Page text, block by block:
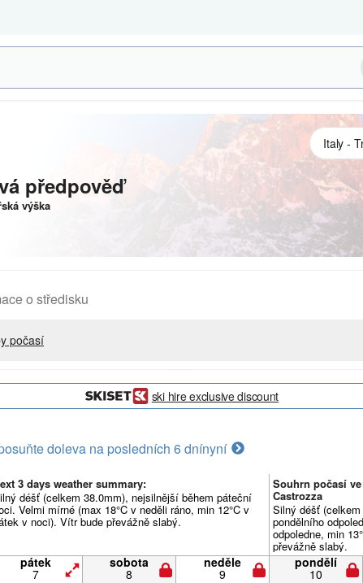
předpověď
výška
o středisku
počasí
ski hire exclusive discount
doleva na posledních 6 dnínyní
3 days weather summary:
déšť (celkem 38.0mm), nejsilnější během páteční
Velmi mírné (max 18°C v neděli ráno, min 12°C v
v noci). Vítr bude převážně slabý.
Souhrn počasí
Castrozza
Silný déšť
pondělního
odpoledne, min
převážně slabý.
pátek
7
sobota
8
neděle
9
pondělí
10